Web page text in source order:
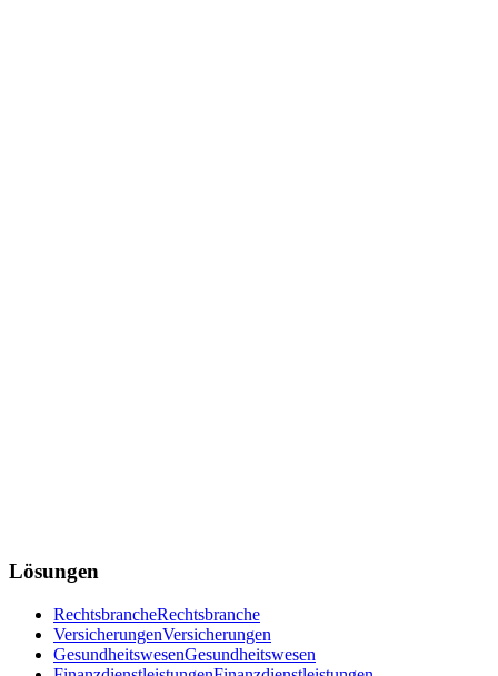
Lösungen
RechtsbrancheRechtsbranche
VersicherungenVersicherungen
GesundheitswesenGesundheitswesen